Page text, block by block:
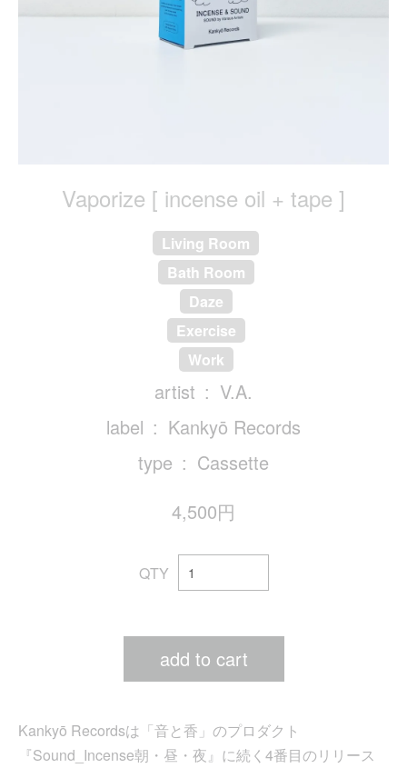
Vaporize [ incense oil + tape ]
Living Room
Bath Room
Daze
Exercise
Work
artist
V.A.
label
Kankyō Records
type
Cassette
4,500円
QTY
add to cart
Kankyō Recordsは「音と香」のプロダクト
『Sound_Incense朝・昼・夜』に続く4番目のリリース